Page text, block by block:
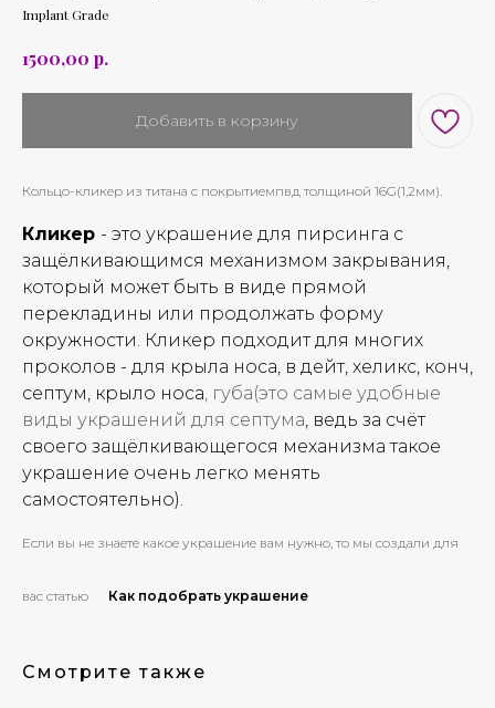
Implant Grade
1500,00 р.
Добавить в корзину
Кольцо-кликер из титана с покрытиемпвд толщиной 16G(1,2мм).
Кликер - это украшение для пирсинга с
защёлкивающимся механизмом закрывания,
который может быть в виде прямой
перекладины или продолжать форму
окружности. Кликер подходит для многих
проколов - для крыла носа, в дейт, хеликс, конч,
септум, крыло носа, губа(это самые удобные
виды украшений для септума, ведь за счёт
своего защёлкивающегося механизма такое
украшение очень легко менять
самостоятельно).
Если вы не знаете какое украшение вам нужно, то мы создали для
вас статью Как подобрать украшение
Смотрите также